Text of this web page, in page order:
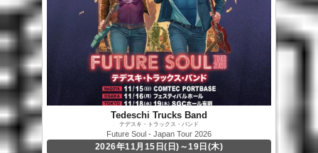
Tedeschi Trucks Band
テデスキ・トラックス・バンド
Future Soul - Japan Tour 2026
2026年11月15日(日)～19日(木)